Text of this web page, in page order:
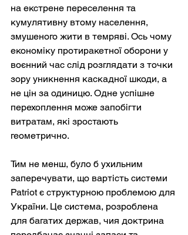
на екстрене переселення та
кумулятивну втому населення,
змушеного жити в темряві. Ось чому
економіку протиракетної оборони у
воєнний час слід розглядати з точки
зору уникнення каскадної шкоди, а
не цін за одиницю. Одне успішне
перехоплення може запобігти
витратам, які зростають
геометрично.
Тим не менш, було б ухильним
заперечувати, що вартість системи
Patriot є структурною проблемою для
України. Це система, розроблена
для багатих держав, чия доктрина